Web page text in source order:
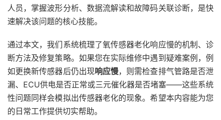
人员，掌握波形分析、数据流解读和故障码关联诊断，是快
速解决该问题的核心技能。
通过本文，我们系统梳理了氧传感器老化响应慢的机制、诊
断方法及修复策略。如果您在实际维修中遇到疑难案例，例
如更换新传感器后仍出现响应慢，则需检查排气管路是否泄
漏、ECU供电是否正常或三元催化器是否堵塞——这些系统
性问题同样会模拟出传感器老化的现象。希望本内容能为您
的日常工作提供切实帮助。